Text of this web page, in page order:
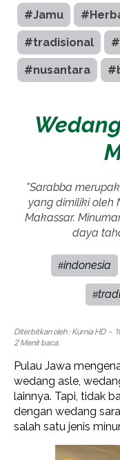
#Jamu
#tradisional
#nusantara
"Sarabba
yang dimiliki oleh
Makassar.
daya
#indonesia
#
Diterbitkan oleh : Kurnia HD-
2 Menit baca.
Pulau Jawa
wedang asle,
lainnya. Tapi, tidak
dengan wedang
salah satu jenis